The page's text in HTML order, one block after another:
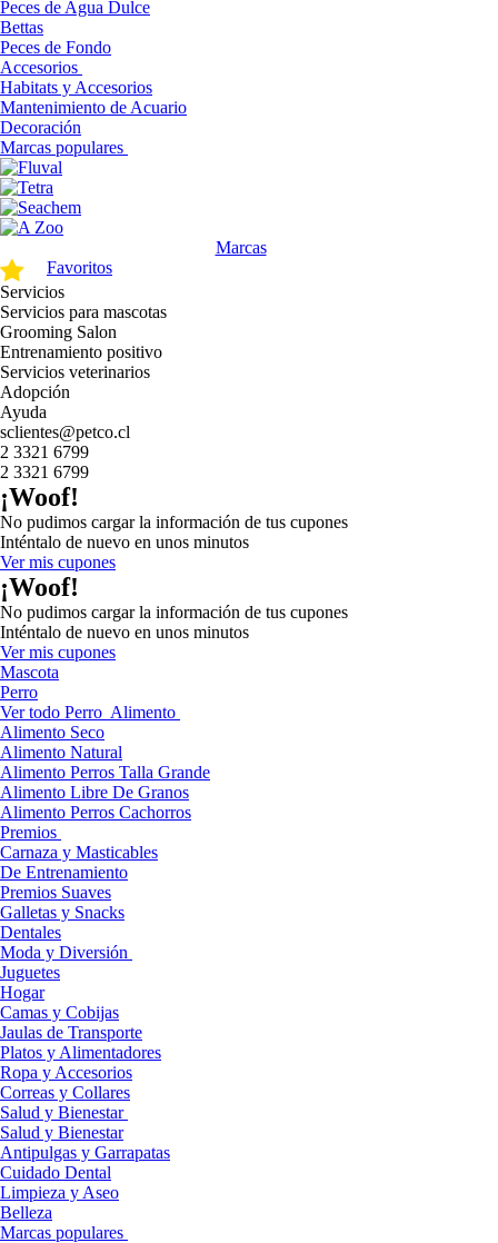
Peces de Agua Dulce
Bettas
Peces de Fondo
Accesorios
Habitats y Accesorios
Mantenimiento de Acuario
Decoración
Marcas populares
Marcas
Favoritos
Servicios
Servicios para mascotas
Grooming Salon
Entrenamiento positivo
Servicios veterinarios
Adopción
Ayuda
sclientes@petco.cl
2 3321 6799
2 3321 6799
¡Woof!
No pudimos cargar la información de tus cupones
Inténtalo de nuevo en unos minutos
Ver mis cupones
¡Woof!
No pudimos cargar la información de tus cupones
Inténtalo de nuevo en unos minutos
Ver mis cupones
Mascota
Perro
Ver todo Perro Alimento
Alimento Seco
Alimento Natural
Alimento Perros Talla Grande
Alimento Libre De Granos
Alimento Perros Cachorros
Premios
Carnaza y Masticables
De Entrenamiento
Premios Suaves
Galletas y Snacks
Dentales
Moda y Diversión
Juguetes
Hogar
Camas y Cobijas
Jaulas de Transporte
Platos y Alimentadores
Ropa y Accesorios
Correas y Collares
Salud y Bienestar
Salud y Bienestar
Antipulgas y Garrapatas
Cuidado Dental
Limpieza y Aseo
Belleza
Marcas populares